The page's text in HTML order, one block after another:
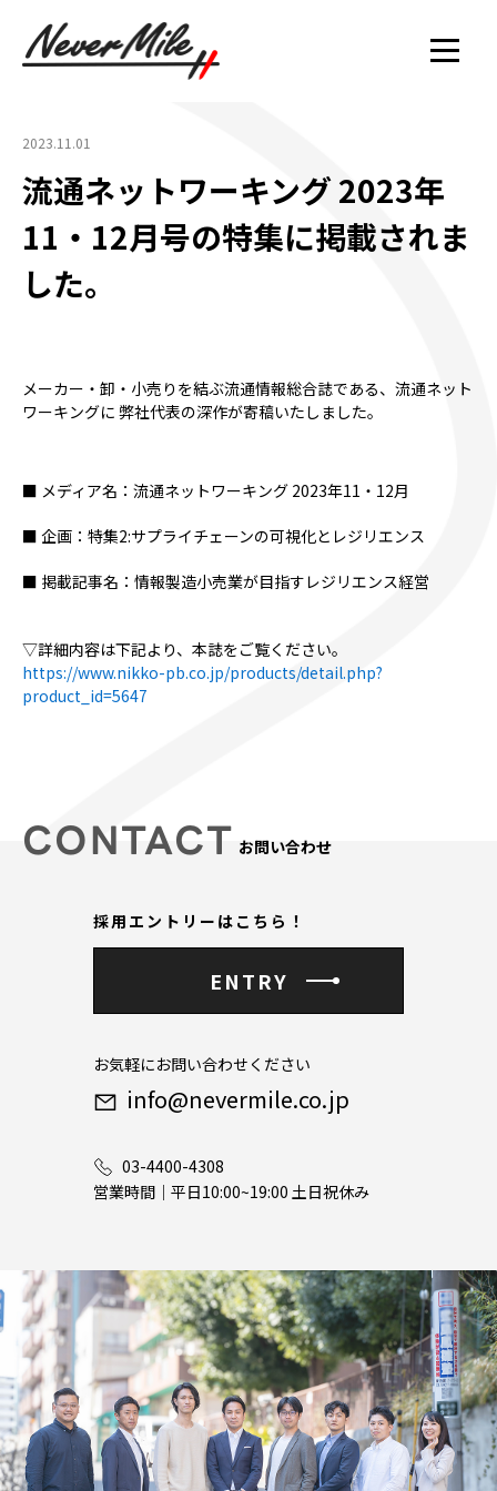
2023.11.01
流通ネットワーキング 2023年
11・12月号の特集に掲載されま
した。
メーカー・卸・小売りを結ぶ流通情報総合誌である、流通ネット
ワーキングに 弊社代表の深作が寄稿いたしました。
■ メディア名：流通ネットワーキング 2023年11・12月
■ 企画：特集2:サプライチェーンの可視化とレジリエンス
■ 掲載記事名：情報製造小売業が目指すレジリエンス経営
▽詳細内容は下記より、本誌をご覧ください。
https://www.nikko-pb.co.jp/products/detail.php?
product_id=5647
CONTACT お問い合わせ
採用エントリーはこちら！
ENTRY
お気軽にお問い合わせください
info@nevermile.co.jp
03-4400-4308
営業時間｜平日10:00~19:00 土日祝休み